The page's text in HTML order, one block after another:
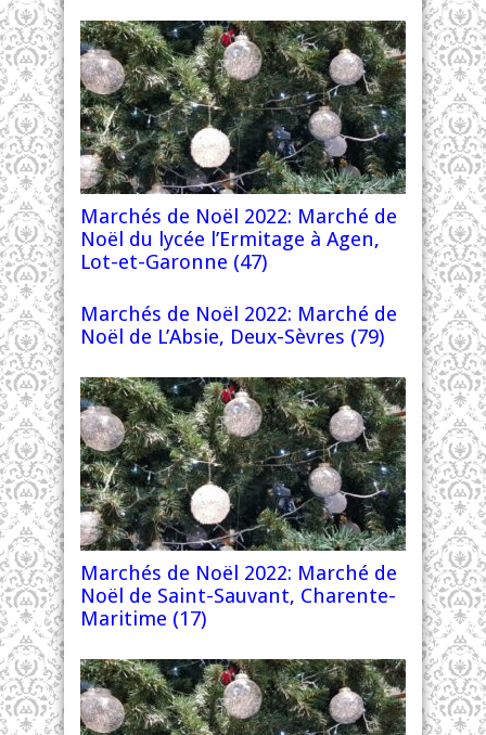
Marchés de Noël 2022: Marché de
Noël du lycée l’Ermitage à Agen,
Lot-et-Garonne (47)
Marchés de Noël 2022: Marché de
Noël de L’Absie, Deux-Sèvres (79)
Marchés de Noël 2022: Marché de
Noël de Saint-Sauvant, Charente-
Maritime (17)